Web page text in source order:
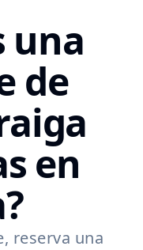
una
de
en
reserva una